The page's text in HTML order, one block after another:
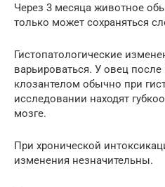
Через 3 месяца животное
только может сохраняться
Гистопатологические
варьироваться. У овец
клозантелом обычно при
исследовании находят
мозге.
При хронической
изменения незначительны.